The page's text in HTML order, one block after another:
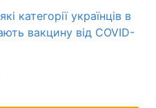
категорії українців в
вакцину від COVID-